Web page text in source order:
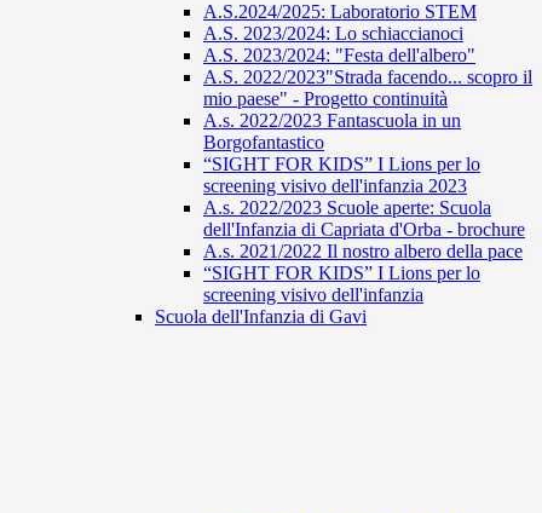
A.S.2024/2025: Laboratorio STEM
A.S. 2023/2024: Lo schiaccianoci
A.S. 2023/2024: "Festa dell'albero"
A.S. 2022/2023"Strada facendo... scopro il
mio paese" - Progetto continuità
A.s. 2022/2023 Fantascuola in un
Borgofantastico
“SIGHT FOR KIDS” I Lions per lo
screening visivo dell'infanzia 2023
A.s. 2022/2023 Scuole aperte: Scuola
dell'Infanzia di Capriata d'Orba - brochure
A.s. 2021/2022 Il nostro albero della pace
“SIGHT FOR KIDS” I Lions per lo
screening visivo dell'infanzia
Scuola dell'Infanzia di Gavi